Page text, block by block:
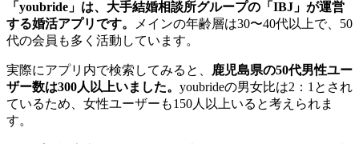
「youbride」は、大手結婚相談所グループの「IBJ」が運営
する婚活アプリです。
メインの年齢層は30〜40代以上で、50
代の会員も多く活動しています。
実際にアプリ内で検索してみると、
鹿児島県の50代男性ユー
ザー数は300人以上いました。 youbrideの男女比は2：1とされ
ているため、女性ユーザーも150人以上いると考えられま
す。